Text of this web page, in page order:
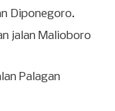
Diponegoro.
jalan Malioboro
Palagan